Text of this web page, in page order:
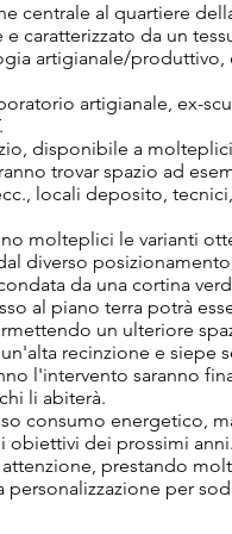
centrale al quartiere
caratterizzato da un
artigianale/produttivo,
artigianale, ex-
disponibile a
trovar spazio ad
locali deposito,
molteplici le varianti
diverso
da una cortina
al piano terra potrà
un ulteriore
recinzione e siepe
l'intervento saranno
li abiterà.
consumo energetico,
obiettivi dei prossimi
prestando
per